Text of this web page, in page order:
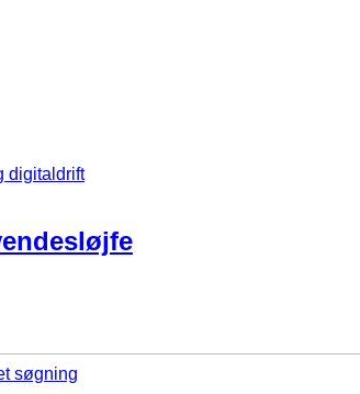
digitaldrift
søgning